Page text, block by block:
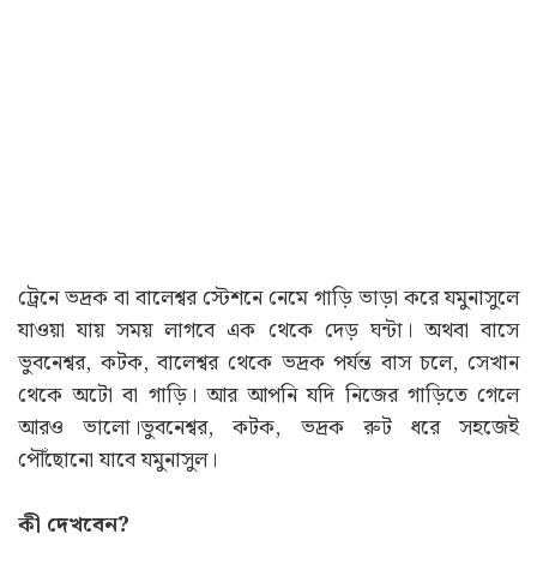
ট্রেনে ভদ্রক বা বালেশ্বর স্টেশনে নেমে গাড়ি ভাড়া করে যমুনাসুলে
যাওয়া যায় সময় লাগবে এক থেকে দেড় ঘন্টা। অথবা বাসে
ভুবনেশ্বর, কটক, বালেশ্বর থেকে ভদ্রক পর্যন্ত বাস চলে, সেখান
থেকে অটো বা গাড়ি। আর আপনি যদি নিজের গাড়িতে গেলে
আরও ভালো।ভুবনেশ্বর, কটক, ভদ্রক রুট ধরে সহজেই
পৌঁছোনো যাবে যমুনাসুল।
কী দেখবেন?